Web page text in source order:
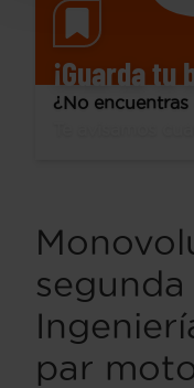
¡Guarda tu
¿No
par